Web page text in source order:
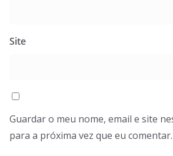
Site
Guardar o meu nome, email e site
para a próxima vez que eu comentar.